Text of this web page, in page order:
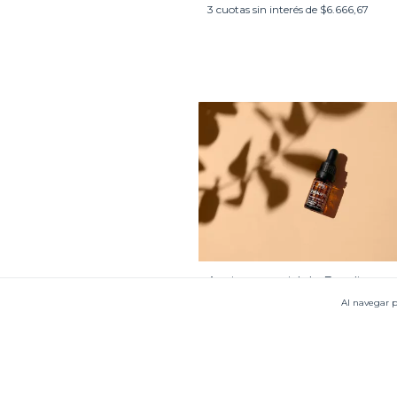
Al navegar
3 cuotas sin interés de $6.666,67
Aceite esencial de Eucaliptus